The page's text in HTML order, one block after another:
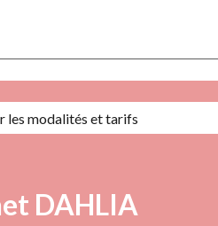
les modalités et tarifs
DAHLIA